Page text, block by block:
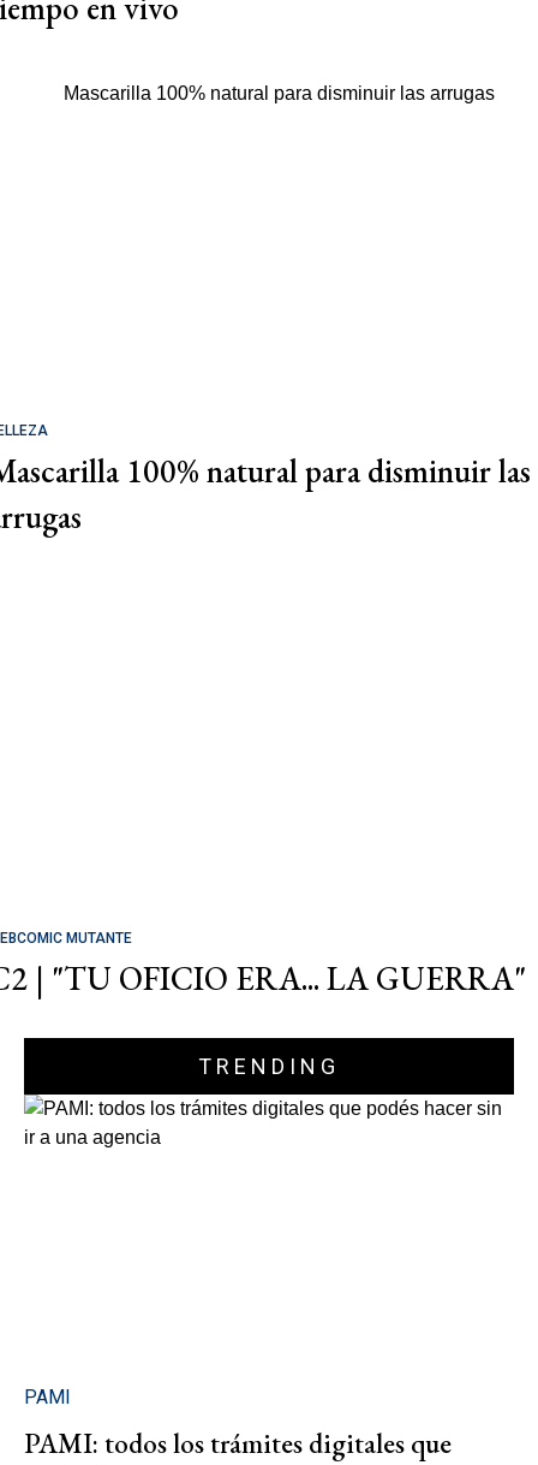
100% natural para disminuir las
MUTANTE
| "TU OFICIO ERA... LA GUERRA"
TRENDING
PAMI
PAMI: todos los trámites digitales que